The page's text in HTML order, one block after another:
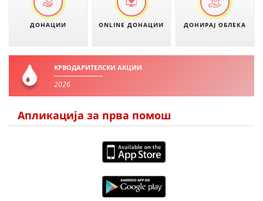
ЗНАЧЕЊЕ НА СЛУЖБАТА ЗА БАРАЊЕ
ФОРМУЛАРИ ЗА БАРАЊА
ИНФОРМАЦИИ ЗА БОЛЕСТИ
УСЛУГИ
ЗА НАС
ДОНАЦИИ ONLINE ДОНАЦИИ ДОНИРАЈ ОБЛЕКА
КРВОДАРИТЕЛСКИ АКЦИИ
2026
Апликација за прва помош